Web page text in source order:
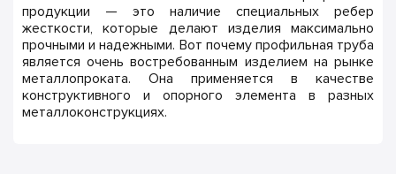
продукции — это наличие специальных ребер
жесткости, которые делают изделия максимально
прочными и надежными. Вот почему профильная труба
является очень востребованным изделием на рынке
металлопроката. Она применяется в качестве
конструктивного и опорного элемента в разных
металлоконструкциях.